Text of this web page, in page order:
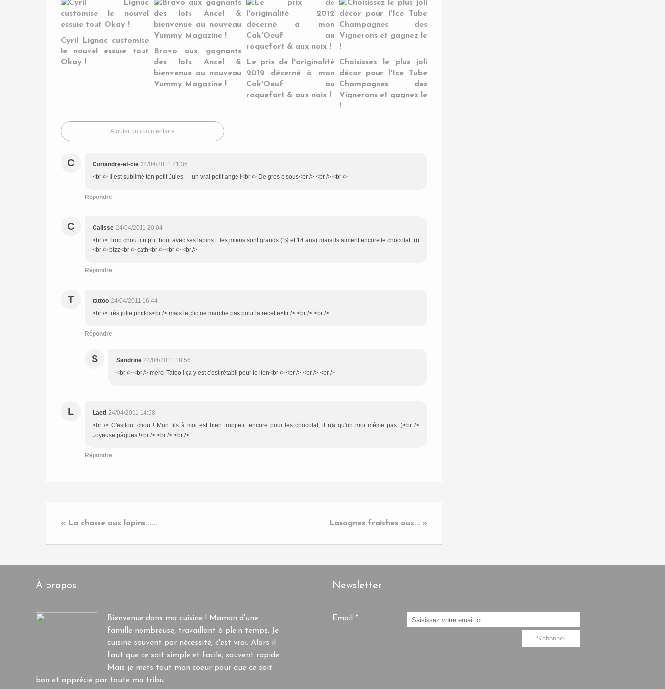
Cyril Lignac customise
le nouvel essuie tout
Okay !
Bravo aux gagnants
des lots Ancel &
bienvenue au nouveau
Yummy Magazine !
Le prix de l'originalité
2012 décerné à mon
Cak'Oeuf au
roquefort & aux noix !
Choisissez le plus joli
décor pour l'Ice Tube
Champagnes des
Vignerons et gagnez le
!
Ajouter un commentaire
C Coriandre-et-cie 24/04/2011 21:36
<br /> Il est sublime ton petit Jules --- un vrai petit ange !<br /> De gros bisous<br /> <br /> <br />
Répondre
C Calisse 24/04/2011 20:04
<br /> Trop chou ton p'tit bout avec ses lapins... les miens sont grands (19 et 14 ans) mais ils aiment encore le chocolat :)))
<br /> bizz<br /> cath<br /> <br /> <br />
Répondre
T tattoo 24/04/2011 16:44
<br /> très jolie photos<br /> mais le clic ne marche pas pour la recette<br /> <br /> <br />
Répondre
S Sandrine 24/04/2011 18:56
<br /> <br /> merci Tatoo ! ça y est c'est rétabli pour le lien<br /> <br /> <br /> <br />
L Laeti 24/04/2011 14:58
<br /> C'esttout chou ! Mon fils à moi est bien troppetit encore pour les chocolat, il n'a qu'un moi même pas :)<br />
Joyeuse pâques !<br /> <br /> <br />
Répondre
« La chasse aux lapins...... Lasagnes fraîches aux... »
À propos
Bienvenue dans ma cuisine ! Maman d'une
famille nombreuse, travaillant à plein temps. Je
cuisine souvent par nécessité, c'est vrai. Alors il
faut que ce soit simple et facile, souvent rapide.
Mais je mets tout mon coeur pour que ce soit
bon et apprécié par toute ma tribu.
Newsletter
Email